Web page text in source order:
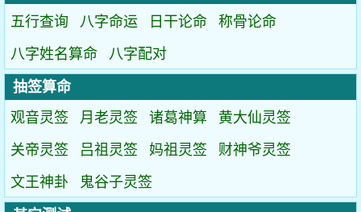
五行查询
八字命运 日干论命
称骨论命
八字姓名算命
八字配对
抽签算命
观音灵签
月老灵签 诸葛神算
黄大仙灵签
关帝灵签
吕祖灵签 妈祖灵签
财神爷灵签
文王神卦
鬼谷子灵签